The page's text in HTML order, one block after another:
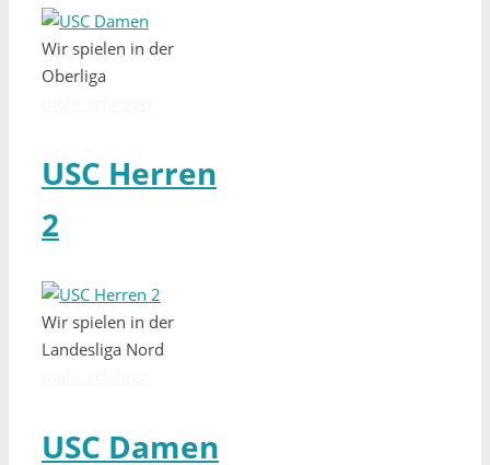
Wir spielen in der
Oberliga
USC Herren
2
Wir spielen in der
Landesliga Nord
USC Damen